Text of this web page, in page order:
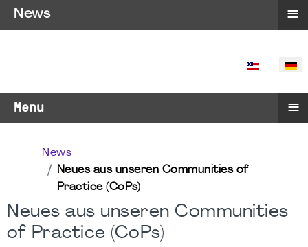
SPRACHE
Menu ≡
News
Neues aus unseren Communities of
Practice (CoPs)
Neues aus unseren Communities
of Practice (CoPs)
News ≡